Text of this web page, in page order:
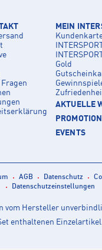
Fragen
MEIN
Gold
AKTUELLE
EVENTS
AGB Datenschutz
Datenschutzeinstellungen
Hersteller
enthaltenen